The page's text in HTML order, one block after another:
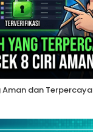
Aman dan Terpercaya